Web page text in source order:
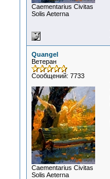
Сaementarius Civitas
Solis Aeterna
Quangel
Ветеран
Сообщений: 7733
Сaementarius Civitas
Solis Aeterna